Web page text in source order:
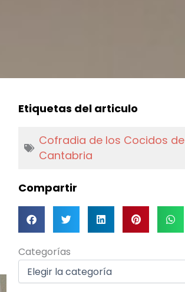
Etiquetas del articulo
Cofradia de los Cocidos de
Cantabria
Compartir
Categorías
Categorías